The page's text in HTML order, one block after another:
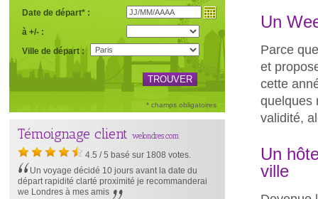
Un
Parce
et
cette
quelques
validité,
Un
ville
Date de départ* :
à +/- :
Ville de départ :
* champs obligatoires
Témoignage client welondres.com
4.5 /5 basé sur 1808 votes.
Un voyage décidé 10 jours avant la date du
départ rapidité clarté proximité je recommanderai
we Londres à mes amis